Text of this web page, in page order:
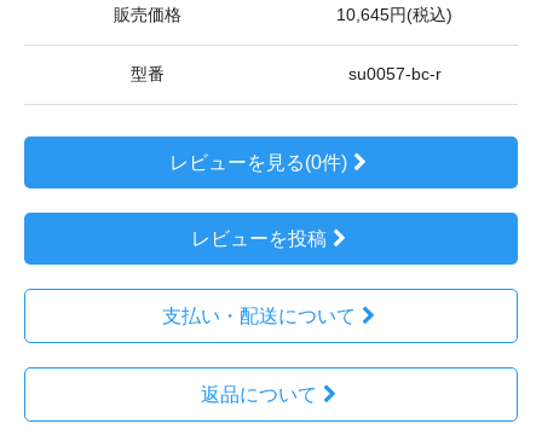
販売価格 10,645円(税込)
型番 su0057-bc-r
レビューを見る(0件)
レビューを投稿
支払い・配送について
返品について